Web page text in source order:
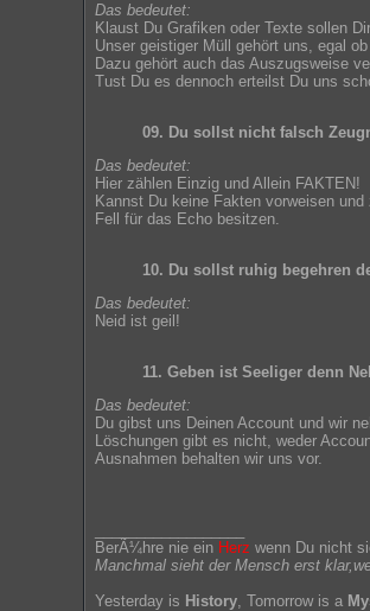
Das bedeutet:
Klaust Du Grafiken oder Texte sollen
Unser geistiger Müll gehört uns, egal
Dazu gehört auch das Auszugsweise
Tust Du es dennoch erteilst Du uns
09. Du sollst nicht falsch
Das bedeutet:
Hier zählen Einzig und Allein FAKTEN!
Kannst Du keine Fakten vorweisen
Fell für das Echo besitzen.
10. Du sollst ruhig begehren
Das bedeutet:
Neid ist geil!
11. Geben ist Seeliger denn
Das bedeutet:
Du gibst uns Deinen Account und wir
Löschungen gibt es nicht, weder
Ausnahmen behalten wir uns vor.
BerÃ¼hre nie ein Herz wenn Du nicht
Manchmal sieht der Mensch erst
Yesterday is History, Tomorrow is a